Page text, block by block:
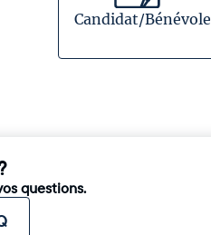
Candidat/Bénévole
questions.